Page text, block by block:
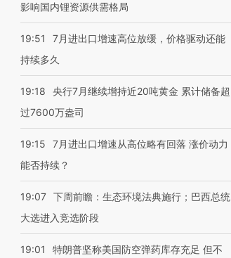
影响国内锂资源供需格局
19:51
7月进出口增速高位放缓，价格驱动还能
持续多久
19:18
央行7月继续增持近20吨黄金 累计储备超
过7600万盎司
19:15
7月进出口增速从高位略有回落 涨价动力
能否持续？
19:07 下周前瞻：生态环境法典施行；巴西总统
大选进入竞选阶段
19:01
特朗普坚称美国防空弹药库存充足 但不